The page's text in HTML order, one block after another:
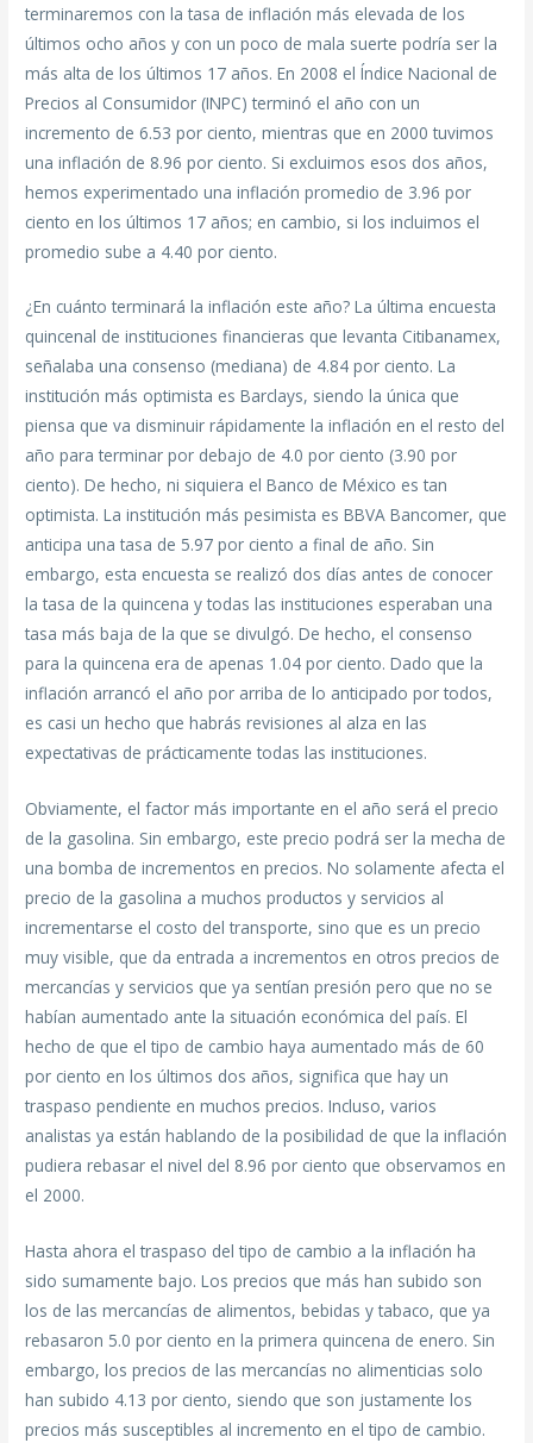
terminaremos con la tasa de inflación más elevada de los
últimos ocho años y con un poco de mala suerte podría ser la
más alta de los últimos 17 años. En 2008 el Índice Nacional de
Precios al Consumidor (INPC) terminó el año con un
incremento de 6.53 por ciento, mientras que en 2000 tuvimos
una inflación de 8.96 por ciento. Si excluimos esos dos años,
hemos experimentado una inflación promedio de 3.96 por
ciento en los últimos 17 años; en cambio, si los incluimos el
promedio sube a 4.40 por ciento.
¿En cuánto terminará la inflación este año? La última encuesta
quincenal de instituciones financieras que levanta Citibanamex,
señalaba una consenso (mediana) de 4.84 por ciento. La
institución más optimista es Barclays, siendo la única que
piensa que va disminuir rápidamente la inflación en el resto del
año para terminar por debajo de 4.0 por ciento (3.90 por
ciento). De hecho, ni siquiera el Banco de México es tan
optimista. La institución más pesimista es BBVA Bancomer, que
anticipa una tasa de 5.97 por ciento a final de año. Sin
embargo, esta encuesta se realizó dos días antes de conocer
la tasa de la quincena y todas las instituciones esperaban una
tasa más baja de la que se divulgó. De hecho, el consenso
para la quincena era de apenas 1.04 por ciento. Dado que la
inflación arrancó el año por arriba de lo anticipado por todos,
es casi un hecho que habrás revisiones al alza en las
expectativas de prácticamente todas las instituciones.
Obviamente, el factor más importante en el año será el precio
de la gasolina. Sin embargo, este precio podrá ser la mecha de
una bomba de incrementos en precios. No solamente afecta el
precio de la gasolina a muchos productos y servicios al
incrementarse el costo del transporte, sino que es un precio
muy visible, que da entrada a incrementos en otros precios de
mercancías y servicios que ya sentían presión pero que no se
habían aumentado ante la situación económica del país. El
hecho de que el tipo de cambio haya aumentado más de 60
por ciento en los últimos dos años, significa que hay un
traspaso pendiente en muchos precios. Incluso, varios
analistas ya están hablando de la posibilidad de que la inflación
pudiera rebasar el nivel del 8.96 por ciento que observamos en
el 2000.
Hasta ahora el traspaso del tipo de cambio a la inflación ha
sido sumamente bajo. Los precios que más han subido son
los de las mercancías de alimentos, bebidas y tabaco, que ya
rebasaron 5.0 por ciento en la primera quincena de enero. Sin
embargo, los precios de las mercancías no alimenticias solo
han subido 4.13 por ciento, siendo que son justamente los
precios más susceptibles al incremento en el tipo de cambio.